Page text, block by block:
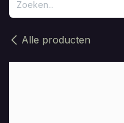
Alle producten